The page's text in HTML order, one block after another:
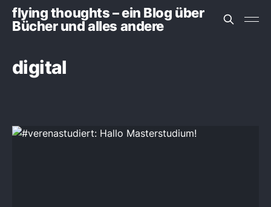
flying thoughts – ein Blog über
Bücher und alles andere
digital